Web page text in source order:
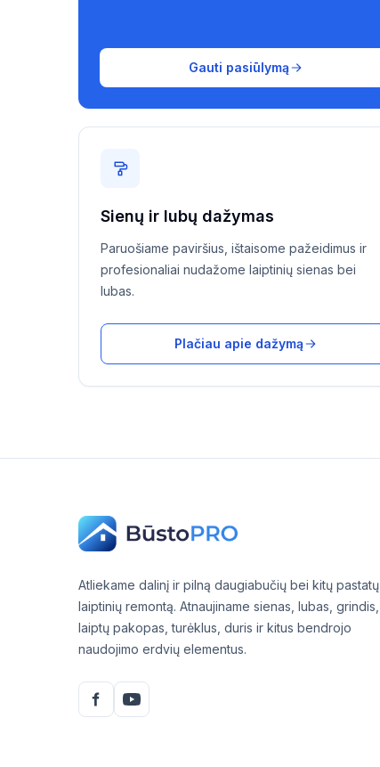
Gauti pasiūlymą
Sienų ir lubų dažymas
Paruošiame paviršius, ištaisome pažeidimus ir
profesionaliai nudažome laiptinių sienas bei
lubas.
Plačiau apie dažymą
Atliekame dalinį ir pilną daugiabučių bei kitų pastatų
laiptinių remontą. Atnaujiname sienas, lubas, grindis,
laiptų pakopas, turėklus, duris ir kitus bendrojo
naudojimo erdvių elementus.